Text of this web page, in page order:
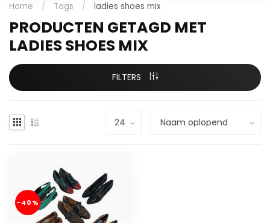
Home / Tags / ladies shoes mix
PRODUCTEN GETAGD MET
LADIES SHOES MIX
FILTERS
-40%